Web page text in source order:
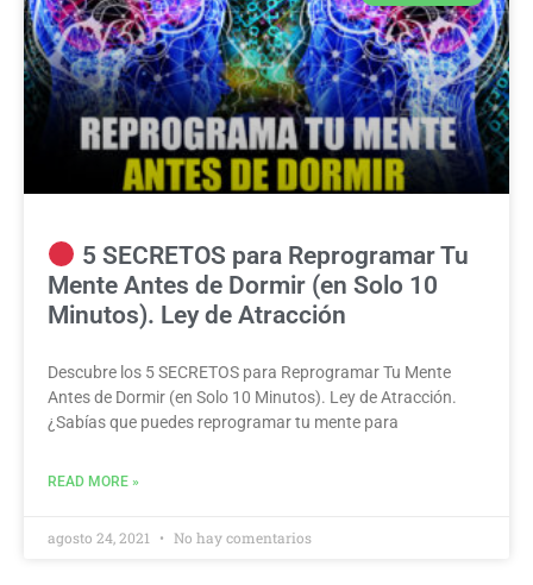
5 SECRETOS para Reprogramar Tu
Mente Antes de Dormir (en Solo 10
Minutos). Ley de Atracción
Descubre los 5 SECRETOS para Reprogramar Tu Mente
Antes de Dormir (en Solo 10 Minutos). Ley de Atracción.
¿Sabías que puedes reprogramar tu mente para
READ MORE »
agosto 24, 2021 No hay comentarios